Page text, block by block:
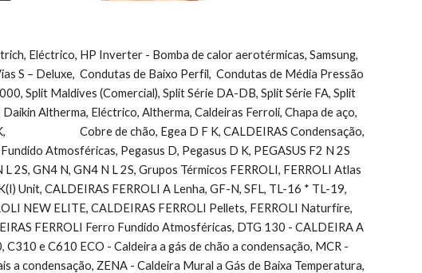
Eléctrico, HP Inverter - Bomba de calor aerotérmicas, Samsung,
S – Deluxe,  Condutas de Baixo Perfil,  Condutas de Média Pressão
Split Maldives (Comercial), Split Série DA-DB, Split Série FA, Split
Altherma, Eléctrico, Altherma, Caldeiras Ferroli, Chapa de aço,
Cobre de chão, Egea D F K, CALDEIRAS Condensação,
Atmosféricas, Pegasus D, Pegasus D K, PEGASUS F2 N 2S
2S, GN4 N, GN4 N L 2S, Grupos Térmicos FERROLI, FERROLI Atlas
Unit, CALDEIRAS FERROLI A Lenha, GF-N, SFL, TL-16 * TL-19,
NEW ELITE, CALDEIRAS FERROLI Pellets, FERROLI Naturfire,
FERROLI Ferro Fundido Atmosféricas, DTG 130 - CALDEIRA A
e C610 ECO - Caldeira a gás de chão a condensação, MCR -
a condensação, ZENA - Caldeira Mural a Gás de Baixa Temperatura,